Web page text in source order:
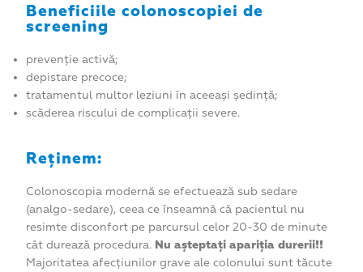
Beneficiile colonoscopiei de
screening
prevenție activă;
depistare precoce;
tratamentul multor leziuni în aceeași ședință;
scăderea riscului de complicații severe.
Reținem:
Colonoscopia modernă se efectuează sub sedare
(analgo-sedare), ceea ce înseamnă că pacientul nu
resimte disconfort pe parcursul celor 20-30 de minute
cât durează procedura. Nu așteptați apariția durerii!!
Majoritatea afecțiunilor grave ale colonului sunt tăcute